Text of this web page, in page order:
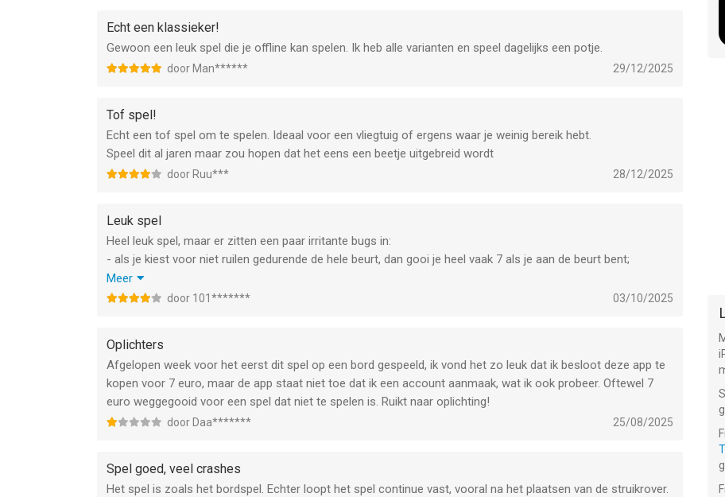
Echt een klassieker!
Gewoon een leuk spel die je offline kan spelen. Ik heb alle varianten en speel dagelijks een potje.
door Man****** 29/12/2025
Tof spel!
Echt een tof spel om te spelen. Ideaal voor een vliegtuig of ergens waar je weinig bereik hebt.
Speel dit al jaren maar zou hopen dat het eens een beetje uitgebreid wordt
door Ruu*** 28/12/2025
Leuk spel
Heel leuk spel, maar er zitten een paar irritante bugs in:
- als je kiest voor niet ruilen gedurende de hele beurt, dan gooi je heel vaak 7 als je aan de beurt bent;
- als je bij de variant met de woestijn, je eigen route raakt met een nieuwe weg, dan klopt het aantal wegen
niet meer en heb je er opeens minder;
- je gooit veel vaker 8 dan 6. En er wordt wel heel vaak 7 gegooid.
Hopelijk kunnen jullie deze dingen oplossen.
Meer
door 101******* 03/10/2025
Oplichters
Afgelopen week voor het eerst dit spel op een bord gespeeld, ik vond het zo leuk dat ik besloot deze app te
kopen voor 7 euro, maar de app staat niet toe dat ik een account aanmaak, wat ik ook probeer. Oftewel 7
euro weggegooid voor een spel dat niet te spelen is. Ruikt naar oplichting!
door Daa******* 25/08/2025
Spel goed, veel crashes
Het spel is zoals het bordspel. Echter loopt het spel continue vast, vooral na het plaatsen van de struikrover.